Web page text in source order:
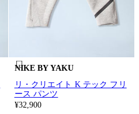
NIKE BY YAKU
リ・クリエイト K テック フリ
ース パンツ
¥32,900